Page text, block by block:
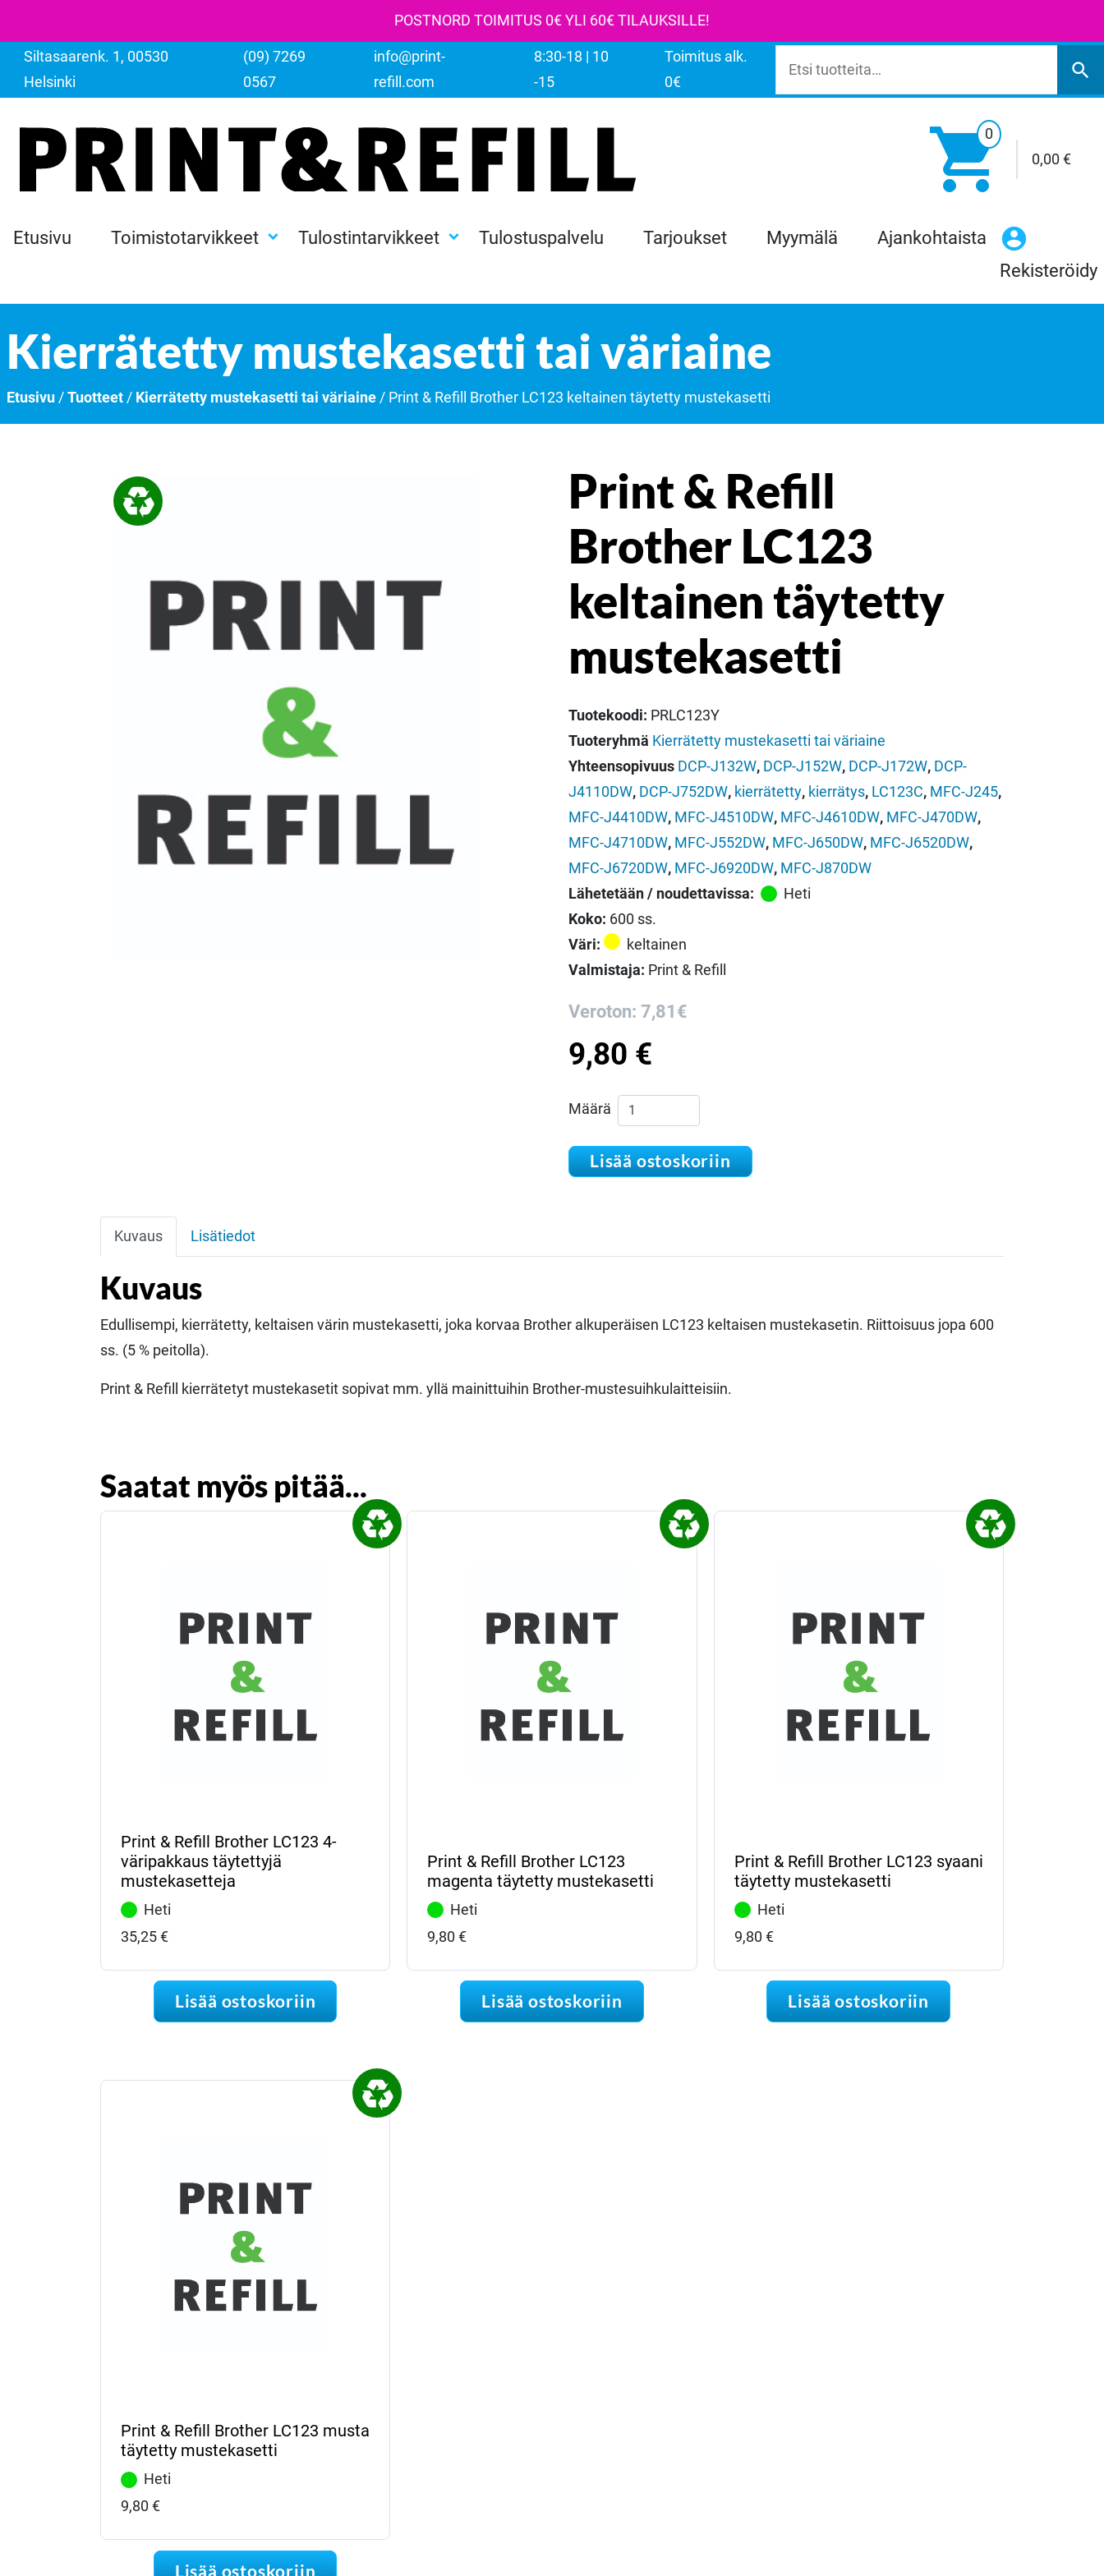
POSTNORD TOIMITUS 0€ YLI 60€ TILAUKSILLE!
Siltasaarenk. 1, 00530
Helsinki
(09) 7269
0567
info@print-
refill.com
8:30-18 | 10
-15
Toimitus alk.
0€
search

0
0,00 €
Etusivu Toimistotarvikkeet Tulostintarvikkeet Tulostuspalvelu Tarjoukset Myymälä
Ajankohtaista
Rekisteröidy
Kierrätetty mustekasetti tai väriaine
Etusivu / Tuotteet / Kierrätetty mustekasetti tai väriaine / Print & Refill Brother LC123 keltainen täytetty mustekasetti
Print & Refill
Brother LC123
keltainen täytetty
mustekasetti
Tuotekoodi: PRLC123Y
Tuoteryhmä Kierrätetty mustekasetti tai väriaine
Yhteensopivuus DCP-J132W, DCP-J152W, DCP-J172W, DCP-
J4110DW, DCP-J752DW, kierrätetty, kierrätys, LC123C, MFC-J245,
MFC-J4410DW, MFC-J4510DW, MFC-J4610DW, MFC-J470DW,
MFC-J4710DW, MFC-J552DW, MFC-J650DW, MFC-J6520DW,
MFC-J6720DW, MFC-J6920DW, MFC-J870DW
Lähetetään / noudettavissa:
Heti
Koko: 600 ss.
Väri:
keltainen
Valmistaja: Print & Refill
Veroton: 7,81€
9,80 €
Määrä Print & Refill Brother LC123 keltainen täytetty mustekasetti määrä
Lisää ostoskoriin
Kuvaus Lisätiedot
Kuvaus
Edullisempi, kierrätetty, keltaisen värin mustekasetti, joka korvaa Brother alkuperäisen LC123 keltaisen mustekasetin. Riittoisuus jopa 600
ss. (5 % peitolla).
Print & Refill kierrätetyt mustekasetit sopivat mm. yllä mainittuihin Brother-mustesuihkulaitteisiin.
Saatat myös pitää...
Print & Refill Brother LC123 4-
väripakkaus täytettyjä
mustekasetteja
Heti
35,25€
Lisää ostoskoriin
Print & Refill Brother LC123
magenta täytetty mustekasetti
Heti
9,80€
Lisää ostoskoriin
Print & Refill Brother LC123 syaani
täytetty mustekasetti
Heti
9,80 €
Lisää ostoskoriin
Print & Refill Brother LC123 musta
täytetty mustekasetti
Heti
9,80 €
Lisää ostoskoriin